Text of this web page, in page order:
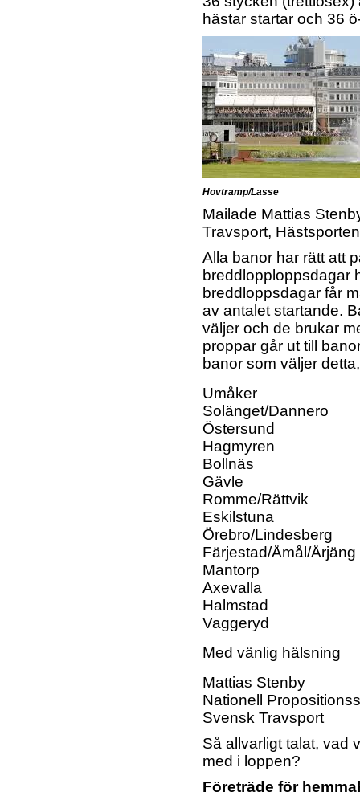
hästar startar och 36
Hovtramp/Lasse
Mailade Mattias
Travsport,
Alla banor har rätt att
breddlopploppsdagar
breddloppsdagar får
av antalet startande.
väljer och de brukar
proppar går ut till
banor som väljer
Umåker
Solänget/Dannero
Östersund
Hagmyren
Bollnäs
Gävle
Romme/Rättvik
Eskilstuna
Örebro/Lindesberg
Färjestad/Åmål/Årjäng
Mantorp
Axevalla
Halmstad
Vaggeryd
Med vänlig hälsning
Mattias Stenby
Nationell
Svensk Travsport
Så allvarligt talat, vad
med i loppen?
Företräde för